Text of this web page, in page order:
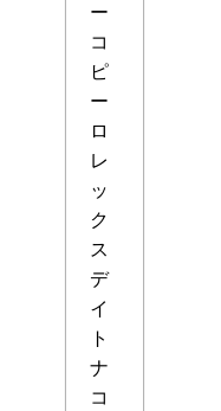
ー
コ
ピ
ー
ロ
レ
ッ
ク
ス
デ
イ
ト
ナ
コ